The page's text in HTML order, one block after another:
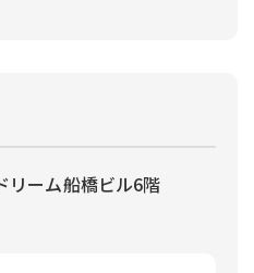
リーム船橋ビル6階